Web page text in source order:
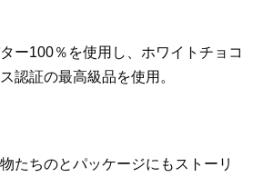
ー100％を使用し、ホワイトチョコ
認証の最高級品を使用。
たちのとパッケージにもストーリ